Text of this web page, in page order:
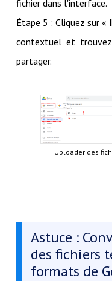
fichier dans l'interface.
Étape 5 : Cliquez sur «
contextuel et
partager.
Uploader des
Astuce :
des fichiers
formats de